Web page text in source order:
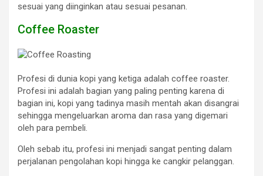
sesuai yang diinginkan atau sesuai pesanan.
Coffee Roaster
Profesi di dunia kopi yang ketiga adalah coffee roaster.
Profesi ini adalah bagian yang paling penting karena di
bagian ini, kopi yang tadinya masih mentah akan disangrai
sehingga mengeluarkan aroma dan rasa yang digemari
oleh para pembeli.
Oleh sebab itu, profesi ini menjadi sangat penting dalam
perjalanan pengolahan kopi hingga ke cangkir pelanggan.